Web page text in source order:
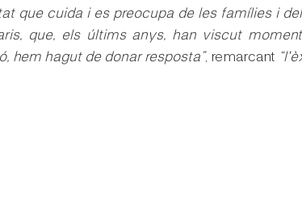
que cuida i es preocupa de les famílies i
que, els últims anys, han viscut
hem hagut de donar resposta”, remarcant